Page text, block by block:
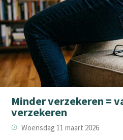
Minder verzekeren =
verzekeren
Woensdag 11 maart 2026